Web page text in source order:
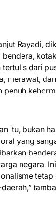
Rayadi,
tertulis dari
merawat,
penuh
itu, bukan
yang
negara.
tetap